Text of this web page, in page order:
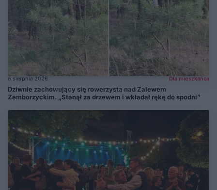
6 sierpnia 2026 Dla mieszkańca
Dziwnie zachowujący się rowerzysta nad Zalewem
Zemborzyckim. „Stanął za drzewem i wkładał rękę do spodni”